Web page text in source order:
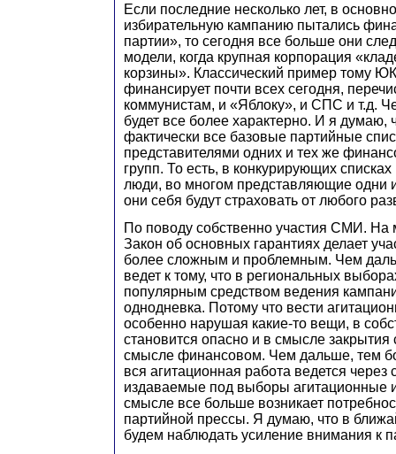
Если последние несколько лет, в
избирательную кампанию пытались
партии», то сегодня все больше они
модели, когда крупная корпорация
корзины». Классический пример тому
финансирует почти всех сегодня,
коммунистам, и «Яблоку», и СПС и т.д.
будет все более характерно. И я думаю,
фактически все базовые партийные
представителями одних и тех же
групп. То есть, в конкурирующих
люди, во многом представляющие одни
они себя будут страховать от любого
По поводу собственно участия СМИ. На
Закон об основных гарантиях делает
более сложным и проблемным. Чем
ведет к тому, что в региональных
популярным средством ведения
однодневка. Потому что вести
особенно нарушая какие-то вещи, в
становится опасно и в смысле закрытия
смысле финансовом. Чем дальше, тем
вся агитационная работа ведется через
издаваемые под выборы агитационные
смысле все больше возникает
партийной прессы. Я думаю, что в
будем наблюдать усиление внимания к